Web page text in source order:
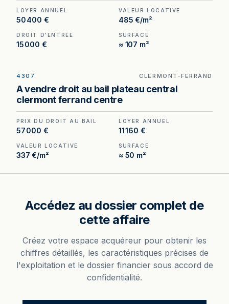
LOYER ANNUEL
50 400 €
VALEUR LOCATIVE
485 €/m²
DROIT D'ENTRÉE
15 000 €
SURFACE
≈ 107 m²
Droit au bail à céder sur le Plateau Central de
Clermont-Ferrand — emplacement piéton rare,
local de 50 m² entièrement refait.
4307 CLERMONT-FERRAND
A vendre droit au bail plateau central
clermont ferrand centre
PRIX DU DROIT AU BAIL
57 000 €
LOYER ANNUEL
11 160 €
VALEUR LOCATIVE
337 €/m²
SURFACE
≈ 50 m²
Accédez au dossier complet de
cette affaire
Créez votre espace acquéreur pour obtenir les
chiffres détaillés, les caractéristiques précises de
l'exploitation et le dossier financier sous accord de
confidentialité.